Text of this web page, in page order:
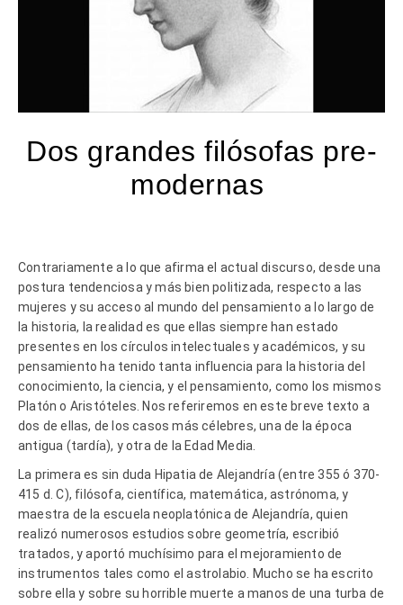
Dos grandes filósofas pre-
modernas
Contrariamente a lo que afirma el actual discurso, desde una
postura tendenciosa y más bien politizada, respecto a las
mujeres y su acceso al mundo del pensamiento a lo largo de
la historia, la realidad es que ellas siempre han estado
presentes en los círculos intelectuales y académicos, y su
pensamiento ha tenido tanta influencia para la historia del
conocimiento, la ciencia, y el pensamiento, como los mismos
Platón o Aristóteles. Nos referiremos en este breve texto a
dos de ellas, de los casos más célebres, una de la época
antigua (tardía), y otra de la Edad Media.
La primera es sin duda Hipatia de Alejandría (entre 355 ó 370-
415 d. C), filósofa, científica, matemática, astrónoma, y
maestra de la escuela neoplatónica de Alejandría, quien
realizó numerosos estudios sobre geometría, escribió
tratados, y aportó muchísimo para el mejoramiento de
instrumentos tales como el astrolabio. Mucho se ha escrito
sobre ella y sobre su horrible muerte a manos de una turba de